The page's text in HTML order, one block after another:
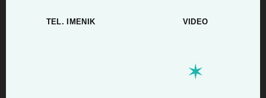
TEL. IMENIK VIDEO
✶